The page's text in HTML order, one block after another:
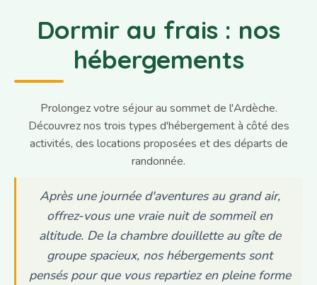
Dormir au frais : nos
hébergements
Prolongez votre séjour au sommet de l'Ardèche.
Découvrez nos trois types d'hébergement à côté des
activités, des locations proposées et des départs de
randonnée.
Après une journée d'aventures au grand air,
offrez-vous une vraie nuit de sommeil en
altitude. De la chambre douillette au gîte de
groupe spacieux, nos hébergements sont
pensés pour que vous repartiez en pleine forme